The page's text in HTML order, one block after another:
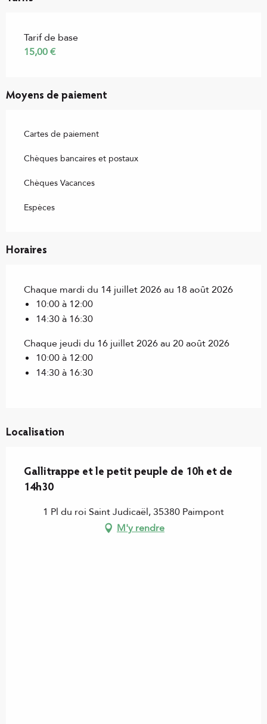
Tarif de base
15,00 €
Moyens de paiement
Cartes de paiement
Chèques bancaires et postaux
Chèques Vacances
Espèces
Horaires
Chaque mardi du 14 juillet 2026 au 18 août 2026
10:00 à 12:00
14:30 à 16:30
Chaque jeudi du 16 juillet 2026 au 20 août 2026
10:00 à 12:00
14:30 à 16:30
Localisation
Gallitrappe et le petit peuple de 10h et de
14h30
1 Pl du roi Saint Judicaël, 35380 Paimpont
M'y rendre